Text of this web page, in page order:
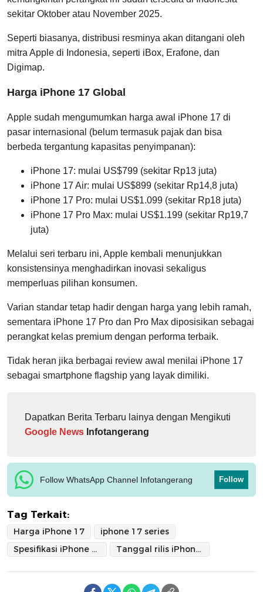
sekitar Oktober atau November 2025.
Seperti biasanya, distribusi resminya akan ditangani oleh
mitra Apple di Indonesia, seperti iBox, Erafone, dan
Digimap.
Harga iPhone 17 Global
Apple sudah mengumumkan harga awal iPhone 17 di
pasar internasional (belum termasuk pajak dan bisa
berbeda tergantung kapasitas penyimpanan):
iPhone 17: mulai US$799 (sekitar Rp13 juta)
iPhone 17 Air: mulai US$899 (sekitar Rp14,8 juta)
iPhone 17 Pro: mulai US$1.099 (sekitar Rp18 juta)
iPhone 17 Pro Max: mulai US$1.199 (sekitar Rp19,7
juta)
Melalui seri terbaru ini, Apple kembali menunjukkan
konsistensinya menghadirkan inovasi sekaligus
memperluas pilihan konsumen.
Varian standar tetap hadir dengan harga yang lebih ramah,
sementara iPhone 17 Pro dan Pro Max diposisikan sebagai
perangkat kelas premium dengan performa terbaik.
Tidak heran jika berbagai review awal menilai iPhone 17
sebagai smartphone flagship yang layak dimiliki.
Dapatkan Berita Terbaru lainya dengan Mengikuti
Google News Infotangerang
Follow WhatsApp Channel Infotangerang Follow
Tag Terkait:
Harga iPhone 17
iphone 17 series
Spesifikasi iPhone 17
Tanggal rilis iPhone 17